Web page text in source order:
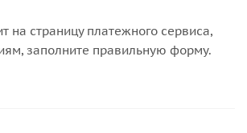
на страницу платежного сервиса,
заполните правильную форму.